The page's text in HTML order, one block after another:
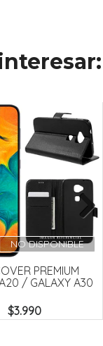
NO DISPONIBLE
PREMIUM
/ GALAXY A30
$3.990
Next